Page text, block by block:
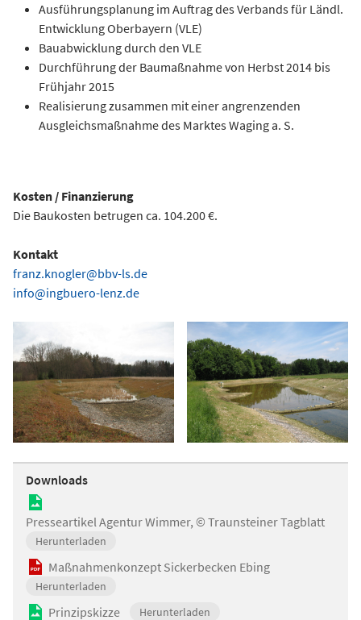
Ausführungsplanung im Auftrag des Verbands für Ländl.
Entwicklung Oberbayern (VLE)
Bauabwicklung durch den VLE
Durchführung der Baumaßnahme von Herbst 2014 bis
Frühjahr 2015
Realisierung zusammen mit einer angrenzenden
Ausgleichsmaßnahme des Marktes Waging a. S.
Kosten / Finanzierung
Die Baukosten betrugen ca. 104.200 €.
Kontakt
franz.knogler@bbv-ls.de
info@ingbuero-lenz.de
Downloads
Presseartikel Agentur Wimmer, © Traunsteiner Tagblatt
Herunterladen
Maßnahmenkonzept Sickerbecken Ebing
Herunterladen
Prinzipskizze Herunterladen